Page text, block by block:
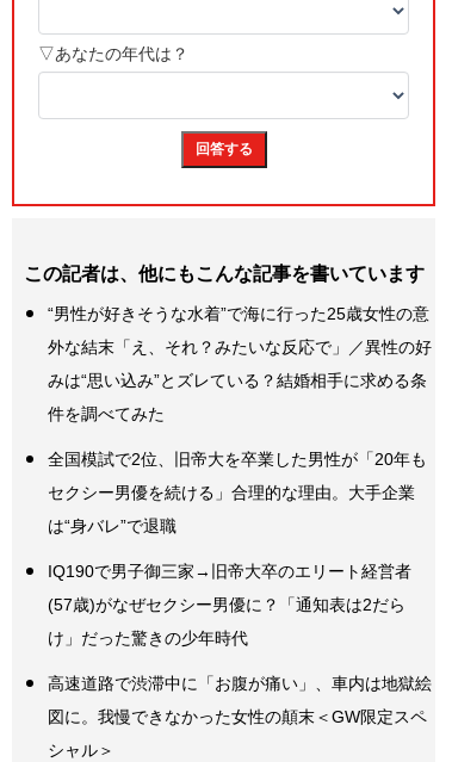
この記者は、他にもこんな記事を書いています
“男性が好きそうな水着”で海に行った25歳女性の意
外な結末「え、それ？みたいな反応で」／異性の好
みは“思い込み”とズレている？結婚相手に求める条
件を調べてみた
全国模試で2位、旧帝大を卒業した男性が「20年も
セクシー男優を続ける」合理的な理由。大手企業
は“身バレ”で退職
IQ190で男子御三家→旧帝大卒のエリート経営者
(57歳)がなぜセクシー男優に？「通知表は2だら
け」だった驚きの少年時代
高速道路で渋滞中に「お腹が痛い」、車内は地獄絵
図に。我慢できなかった女性の顛末＜GW限定スペ
シャル＞